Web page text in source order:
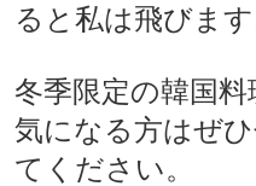
ると私は飛びます
冬季限定の韓国
気になる方はぜ
てください。